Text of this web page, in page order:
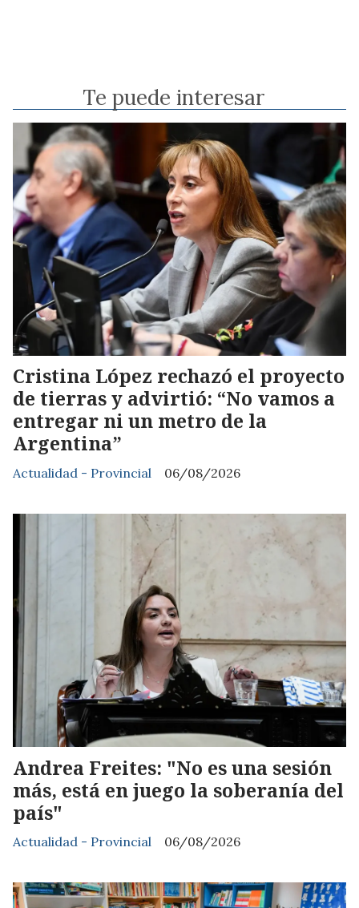
Te puede interesar
Cristina López rechazó el proyecto
de tierras y advirtió: “No vamos a
entregar ni un metro de la
Argentina”
Actualidad - Provincial 06/08/2026
Andrea Freites: "No es una sesión
más, está en juego la soberanía del
país"
Actualidad - Provincial 06/08/2026